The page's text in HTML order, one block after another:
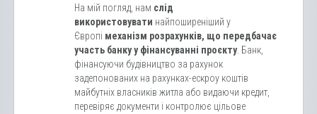
На мій погляд, нам слід
використовувати найпоширеніший у
Європі механізм розрахунків, що передбачає
участь банку у фінансуванні проєкту. Банк,
фінансуючи будівництво за рахунок
задепонованих на рахунках-ескроу коштів
майбутніх власників житла або видаючи кредит,
перевіряє документи і контролює цільове